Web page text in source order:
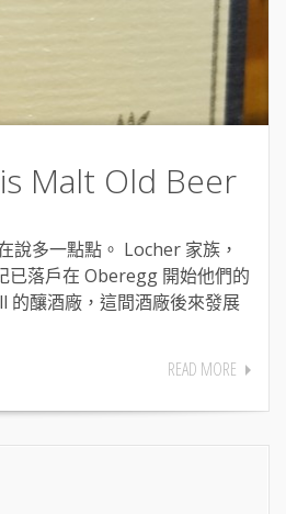
Malt Old Beer
說多一點點。 Locher 家族，
已落戶在 Oberegg 開始他們的
的釀酒廠，這間酒廠後來發展
READ MORE